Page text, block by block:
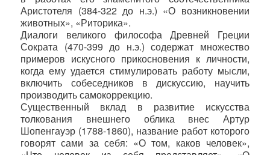
Аристотеля (384-322 до н.э.) «О возникновении
животных», «Риторика».
Диалоги великого философа Древней Греции
Сократа (470-399 до н.э.) содержат множество
примеров искусного прикосновения к личности,
когда ему удается стимулировать работу мысли,
включить собеседников в дискуссию, научить
производить самокоррекцию.
Существенный вклад в развитие искусства
толкования внешнего облика внес Артур
Шопенгауэр (1788-1860), название работ которого
говорят сами за себя: «О том, каков человек»,